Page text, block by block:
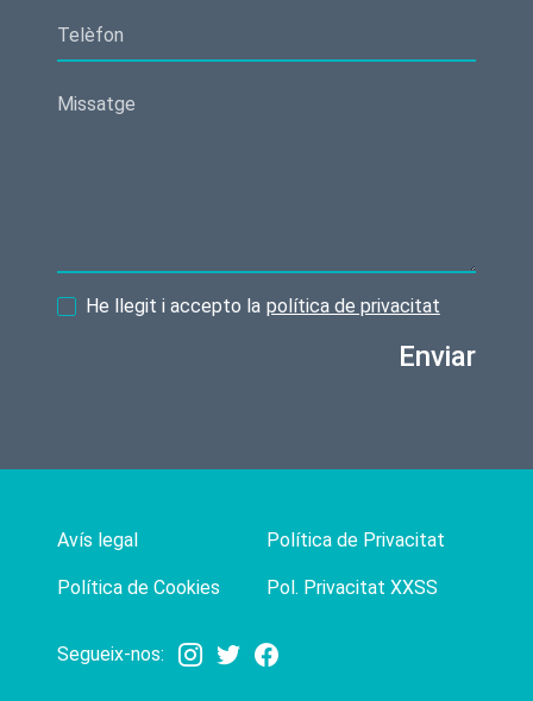
He llegit i accepto la política de privacitat
Enviar
Avís legal
Política de Cookies
Política de Privacitat
Pol. Privacitat XXSS
Segueix-nos: